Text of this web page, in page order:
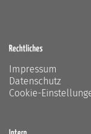
Rechtliches
Impressum
Datenschutz
Cookie-